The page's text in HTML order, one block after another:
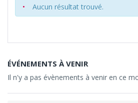
Aucun résultat trouvé.
ÉVÉNEMENTS À VENIR
Il n'y a pas évènements à venir en ce